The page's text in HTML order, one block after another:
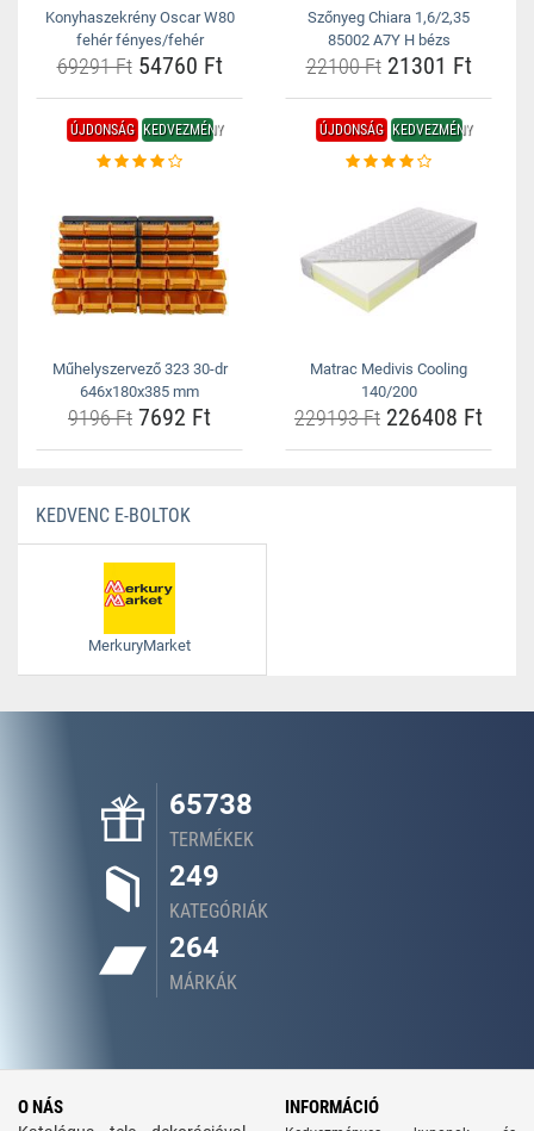
Konyhaszekrény Oscar W80
fehér fényes/fehér
69291 Ft54760 Ft
Szőnyeg Chiara 1,6/2,35
85002 A7Y H bézs
22100 Ft21301 Ft
ÚJDONSÁG KEDVEZMÉNY
Műhelyszervező 323 30-dr
646x180x385 mm
9196 Ft 7692 Ft
ÚJDONSÁG KEDVEZMÉNY
Matrac Medivis Cooling
140/200
229193 Ft 226408 Ft
KEDVENC E-BOLTOK
MerkuryMarket
65738
TERMÉKEK
249
KATEGÓRIÁK
264
MÁRKÁK
O NÁS INFORMÁCIÓ